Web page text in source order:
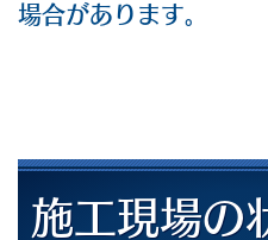
場合があります。
施工現場の